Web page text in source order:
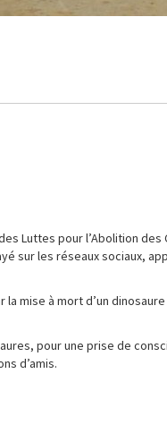
Luttes pour l’Abolition
sur les réseaux sociaux,
mise à mort d’un
pour une prise de
d’amis.